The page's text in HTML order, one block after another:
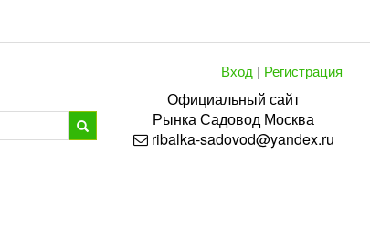
Вход | Регистрация
Официальный сайт
РынкаСадовод Москва
ribalka-sadovod@yandex.ru